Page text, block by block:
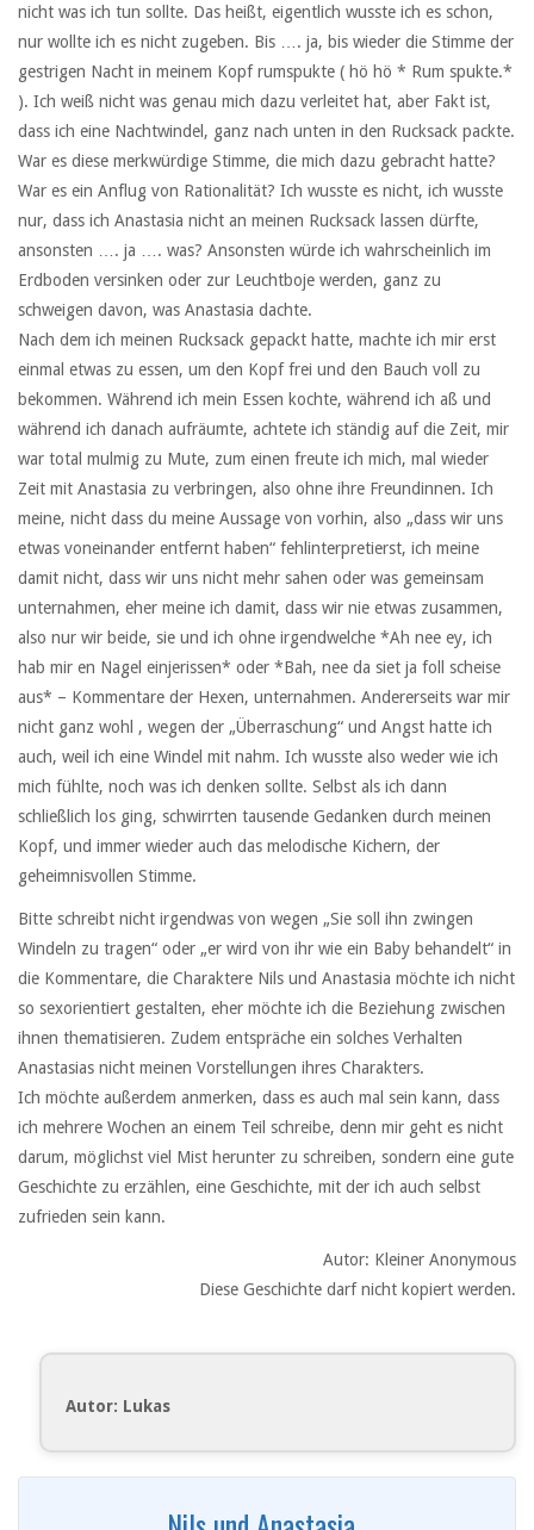
nicht was ich tun sollte. Das heißt, eigentlich wusste ich es schon,
nur wollte ich es nicht zugeben. Bis …. ja, bis wieder die Stimme der
gestrigen Nacht in meinem Kopf rumspukte ( hö hö * Rum spukte.*
). Ich weiß nicht was genau mich dazu verleitet hat, aber Fakt ist,
dass ich eine Nachtwindel, ganz nach unten in den Rucksack packte.
War es diese merkwürdige Stimme, die mich dazu gebracht hatte?
War es ein Anflug von Rationalität? Ich wusste es nicht, ich wusste
nur, dass ich Anastasia nicht an meinen Rucksack lassen dürfte,
ansonsten …. ja …. was? Ansonsten würde ich wahrscheinlich im
Erdboden versinken oder zur Leuchtboje werden, ganz zu
schweigen davon, was Anastasia dachte.
Nach dem ich meinen Rucksack gepackt hatte, machte ich mir erst
einmal etwas zu essen, um den Kopf frei und den Bauch voll zu
bekommen. Während ich mein Essen kochte, während ich aß und
während ich danach aufräumte, achtete ich ständig auf die Zeit, mir
war total mulmig zu Mute, zum einen freute ich mich, mal wieder
Zeit mit Anastasia zu verbringen, also ohne ihre Freundinnen. Ich
meine, nicht dass du meine Aussage von vorhin, also „dass wir uns
etwas voneinander entfernt haben“ fehlinterpretierst, ich meine
damit nicht, dass wir uns nicht mehr sahen oder was gemeinsam
unternahmen, eher meine ich damit, dass wir nie etwas zusammen,
also nur wir beide, sie und ich ohne irgendwelche *Ah nee ey, ich
hab mir en Nagel einjerissen* oder *Bah, nee da siet ja foll scheise
aus* – Kommentare der Hexen, unternahmen. Andererseits war mir
nicht ganz wohl , wegen der „Überraschung“ und Angst hatte ich
auch, weil ich eine Windel mit nahm. Ich wusste also weder wie ich
mich fühlte, noch was ich denken sollte. Selbst als ich dann
schließlich los ging, schwirrten tausende Gedanken durch meinen
Kopf, und immer wieder auch das melodische Kichern, der
geheimnisvollen Stimme.
Bitte schreibt nicht irgendwas von wegen „Sie soll ihn zwingen
Windeln zu tragen“ oder „er wird von ihr wie ein Baby behandelt“ in
die Kommentare, die Charaktere Nils und Anastasia möchte ich nicht
so sexorientiert gestalten, eher möchte ich die Beziehung zwischen
ihnen thematisieren. Zudem entspräche ein solches Verhalten
Anastasias nicht meinen Vorstellungen ihres Charakters.
Ich möchte außerdem anmerken, dass es auch mal sein kann, dass
ich mehrere Wochen an einem Teil schreibe, denn mir geht es nicht
darum, möglichst viel Mist herunter zu schreiben, sondern eine gute
Geschichte zu erzählen, eine Geschichte, mit der ich auch selbst
zufrieden sein kann.
Autor: Kleiner Anonymous
Diese Geschichte darf nicht kopiert werden.
Autor: Lukas